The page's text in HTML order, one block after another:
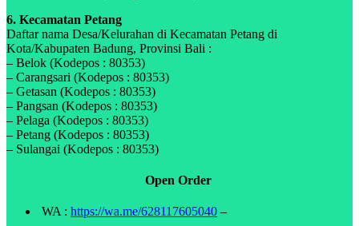
6. Kecamatan Petang
Daftar nama Desa/Kelurahan di Kecamatan Petang di
Kota/Kabupaten Badung, Provinsi Bali :
– Belok (Kodepos : 80353)
– Carangsari (Kodepos : 80353)
– Getasan (Kodepos : 80353)
– Pangsan (Kodepos : 80353)
– Pelaga (Kodepos : 80353)
– Petang (Kodepos : 80353)
– Sulangai (Kodepos : 80353)
Open Order
WA : https://wa.me/628117605040 –